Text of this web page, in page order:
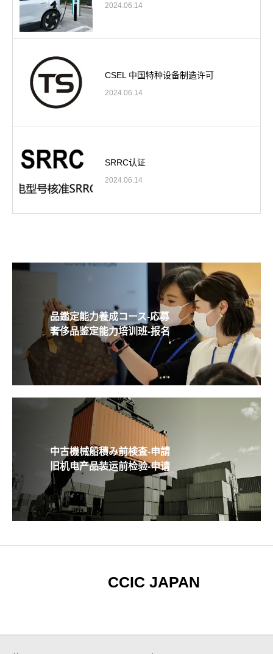
2024.06.14
CSEL 中国特种设备制造许可
2024.06.14
SRRC认证
2024.06.14
品鑑定能力養成コース-応募
奢侈品鉴定能力培训班-报名
中古機械船積み前検査-申請
旧机电产品装运前检验-申请
CCIC JAPAN